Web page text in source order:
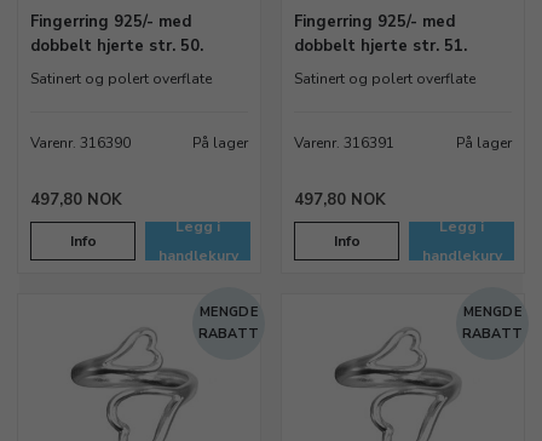
Fingerring 925/- med
dobbelt hjerte str. 50.
Satinert og polert overflate
Varenr. 316390 På lager
497,80 NOK
Info
Legg i
handlekurv
Fingerring 925/- med
dobbelt hjerte str. 51.
Satinert og polert overflate
Varenr. 316391 På lager
497,80 NOK
Info
Legg i
handlekurv
MENGDE
RABATT
MENGDE
RABATT